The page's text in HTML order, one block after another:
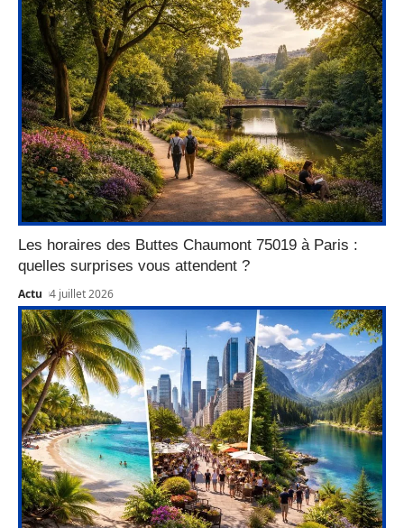
Les horaires des Buttes Chaumont 75019 à Paris :
quelles surprises vous attendent ?
Actu 4 juillet 2026